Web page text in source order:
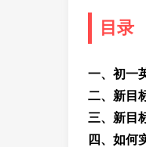
目录
一、初一
二、新目
三、新目
四、如何